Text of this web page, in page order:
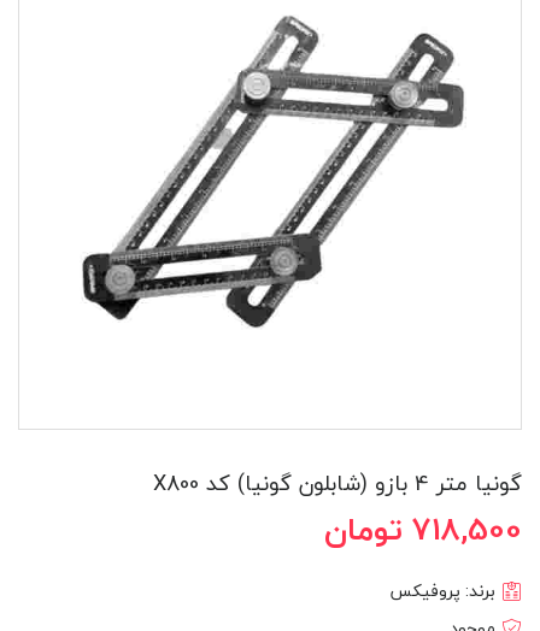
گونیا متر 4 بازو (شابلون گونیا) کد X800
718,500 تومان
برند: پروفیکس